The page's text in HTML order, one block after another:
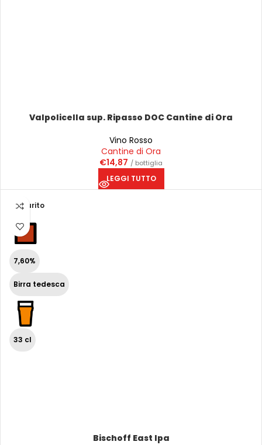
Valpolicella sup. Ripasso DOC Cantine di Ora
Vino Rosso
Cantine di Ora
€14,87 / bottiglia
LEGGI TUTTO
Esaurito
7,60%
Birra tedesca
33 cl
Bischoff East Ipa